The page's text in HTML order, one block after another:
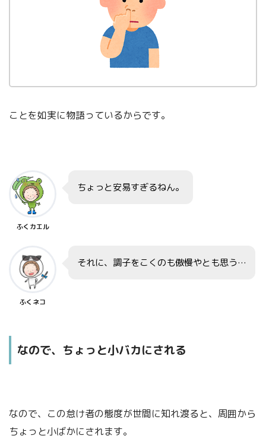
ことを如実に物語っているからです。
ふくカエル
ちょっと安易すぎるねん。
ふくネコ
それに、調子をこくのも傲慢やとも思う…
なので、ちょっと小バカにされる
なので、この怠け者の態度が世間に知れ渡ると、周囲から
ちょっと小ばかにされます。